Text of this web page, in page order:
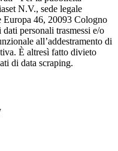
N.V., sede legale
46, 20093 Cologno
personali trasmessi e/o
all’addestramento di
È altresì fatto divieto
di data scraping.